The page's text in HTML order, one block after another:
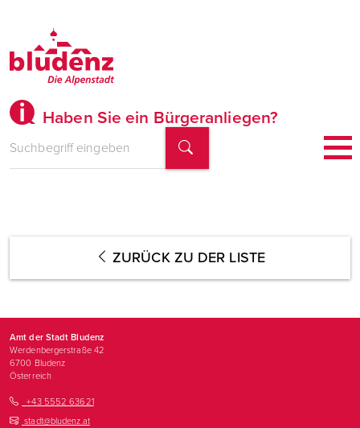
Haben Sie ein Bürgeranliegen?
ZURÜCK ZU DER LISTE
Amt der Stadt Bludenz
Werdenbergerstraße 42
6700 Bludenz
Österreich
+43 5552 63621
stadt@bludenz.at